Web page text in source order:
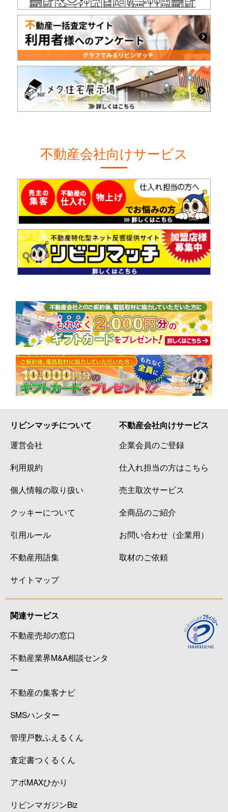
不動産会社向けサービス
リビンマッチについて
運営会社
利用規約
個人情報の取り扱い
クッキーについて
引用ルール
不動産用語集
サイトマップ
不動産会社向けサービス
企業会員のご登録
仕入れ担当の方はこちら
売主取次サービス
全商品のご紹介
お問い合わせ（企業用）
取材のご依頼
関連サービス
不動産売却の窓口
不動産業界M&A相談センタ
ー
不動産の集客ナビ
SMSハンター
管理戸数ふえるくん
査定書つくるくん
アポMAXひかり
リビンマガジンBiz